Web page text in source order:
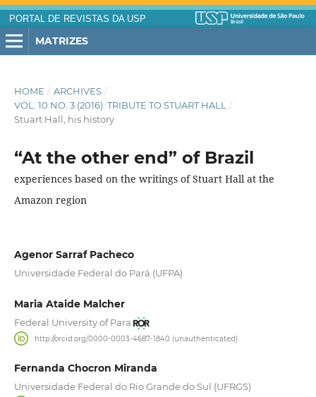
PORTAL DE REVISTAS DA USP
MATRIZES
HOME / ARCHIVES /
VOL. 10 NO. 3 (2016): TRIBUTE TO STUART HALL /
Stuart Hall, his history
“At the other end” of Brazil
experiences based on the writings of Stuart Hall at the
Amazon region
Agenor Sarraf Pacheco
Universidade Federal do Pará (UFPA)
Maria Ataide Malcher
Federal University of Para
http://orcid.org/0000-0003-4687-1840 (unauthenticated)
Fernanda Chocron Miranda
Universidade Federal do Rio Grande do Sul (UFRGS)